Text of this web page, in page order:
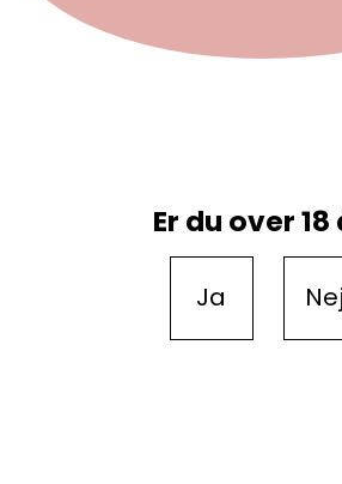
Er du over 18
Ja Nej